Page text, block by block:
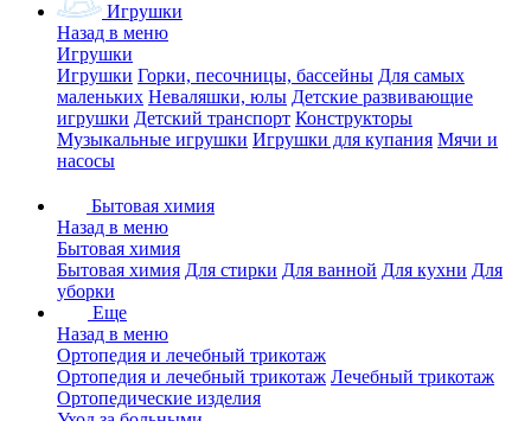
Игрушки
Назад в меню
Игрушки
Игрушки Горки, песочницы, бассейны Для самых
маленьких Неваляшки, юлы Детские развивающие
игрушки Детский транспорт Конструкторы
Музыкальные игрушки Игрушки для купания Мячи и
насосы
Бытовая химия
Назад в меню
Бытовая химия
Бытовая химия Для стирки Для ванной Для кухни Для
уборки
Еще
Назад в меню
Ортопедия и лечебный трикотаж
Ортопедия и лечебный трикотаж Лечебный трикотаж
Ортопедические изделия